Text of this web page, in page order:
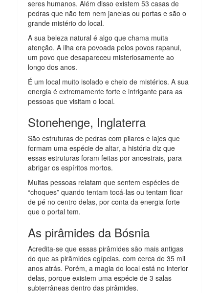
seres humanos. Além disso existem 53 casas de
pedras que não tem nem janelas ou portas e são o
grande mistério do local.
A sua beleza natural é algo que chama muita
atenção. A ilha era povoada pelos povos rapanui,
um povo que desapareceu misteriosamente ao
longo dos anos.
É um local muito isolado e cheio de mistérios. A sua
energia é extremamente forte e intrigante para as
pessoas que visitam o local.
Stonehenge, Inglaterra
São estruturas de pedras com pilares e lajes que
formam uma espécie de altar, a história diz que
essas estruturas foram feitas por ancestrais, para
abrigar os espíritos mortos.
Muitas pessoas relatam que sentem espécies de
“choques” quando tentam tocá-las ou tentam ficar
de pé no centro delas, por conta da energia forte
que o portal tem.
As pirâmides da Bósnia
Acredita-se que essas pirâmides são mais antigas
do que as pirâmides egípcias, com cerca de 35 mil
anos atrás. Porém, a magia do local está no interior
delas, porque existem uma espécie de 3 salas
subterrâneas dentro das pirâmides.